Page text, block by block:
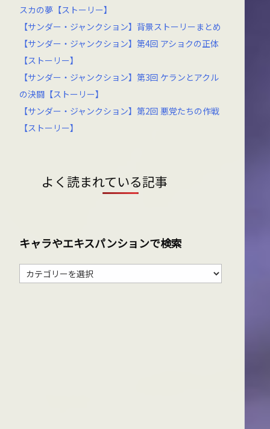
スカの夢【ストーリー】
【サンダー・ジャンクション】背景ストーリーまとめ
【サンダー・ジャンクション】第4回 アショクの正体
【ストーリー】
【サンダー・ジャンクション】第3回 ケランとアクル
の決闘【ストーリー】
【サンダー・ジャンクション】第2回 悪党たちの作戦
【ストーリー】
よく読まれている記事
キャラやエキスパンションで検索
キ
ャ